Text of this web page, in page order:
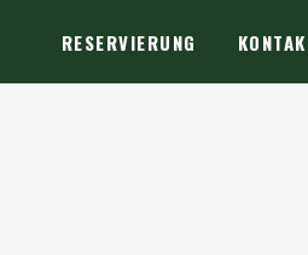
RESERVIERUNG